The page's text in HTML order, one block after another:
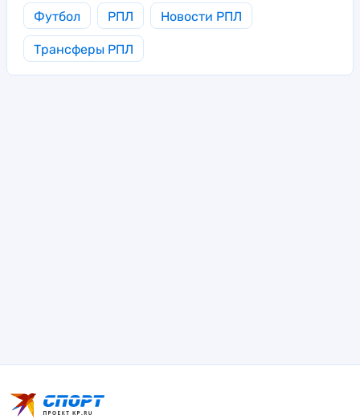
Футбол РПЛ Новости РПЛ
Трансферы РПЛ